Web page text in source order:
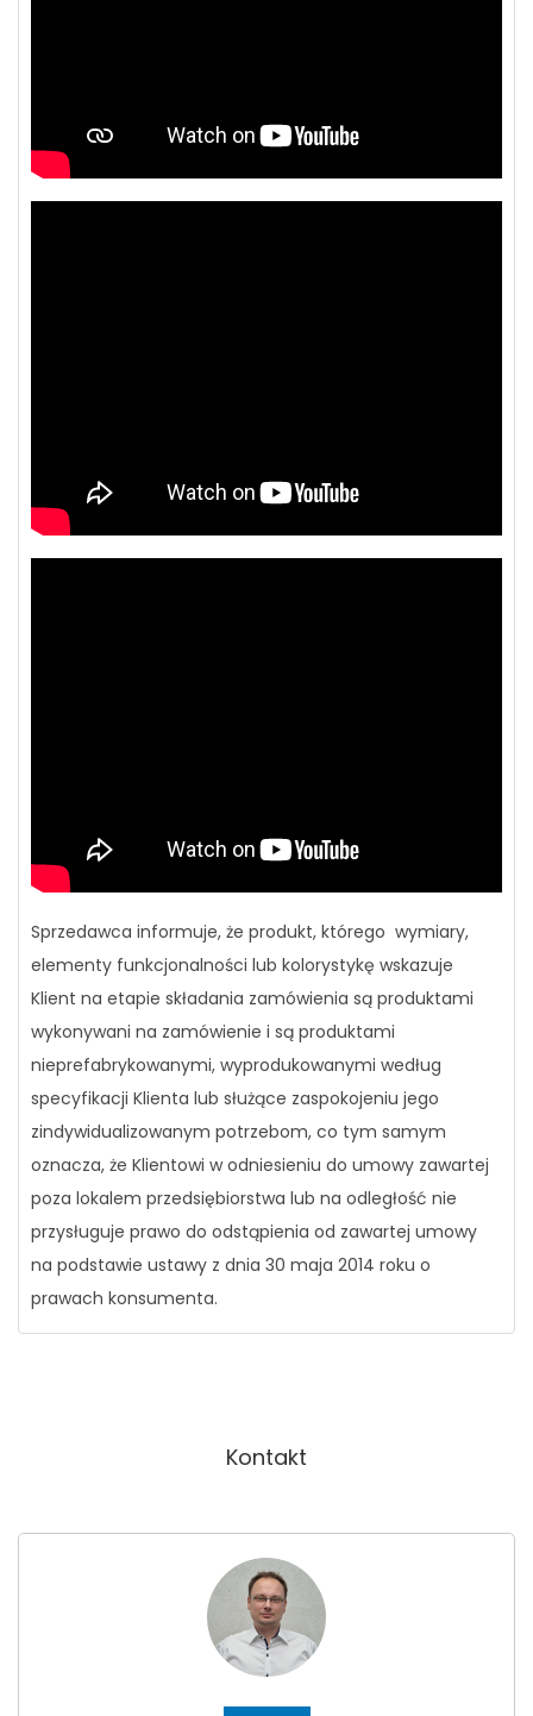
Sprzedawca informuje, że produkt, którego wymiary,
elementy funkcjonalności lub kolorystykę wskazuje
Klient na etapie składania zamówienia są produktami
wykonywani na zamówienie i są produktami
nieprefabrykowanymi, wyprodukowanymi według
specyfikacji Klienta lub służące zaspokojeniu jego
zindywidualizowanym potrzebom, co tym samym
oznacza, że Klientowi w odniesieniu do umowy zawartej
poza lokalem przedsiębiorstwa lub na odległość nie
przysługuje prawo do odstąpienia od zawartej umowy
na podstawie ustawy z dnia 30 maja 2014 roku o
prawach konsumenta.
Kontakt